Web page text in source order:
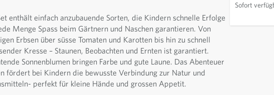
enthält einfach anzubauende Sorten, die Kindern schnelle Erfolge
Menge Spass beim Gärtnern und Naschen garantieren. Von
Erbsen über süsse Tomaten und Karotten bis hin zu schnell
Kresse – Staunen, Beobachten und Ernten ist garantiert.
Sonnenblumen bringen Farbe und gute Laune. Das Abenteuer
fördert bei Kindern die bewusste Verbindung zur Natur und
perfekt für kleine Hände und grossen Appetit.
Sofort